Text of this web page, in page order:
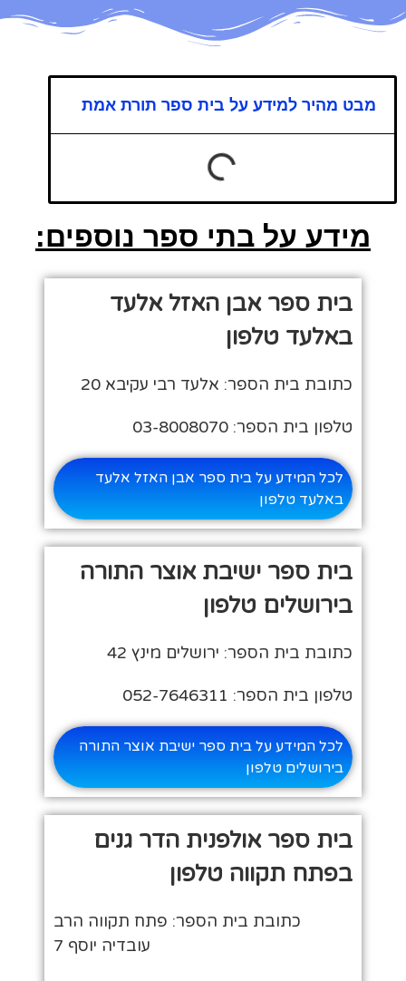
מבט מהיר למידע על בית ספר תורת אמת
מידע על בתי ספר נוספים:
בית ספר אבן האזל אלעד
באלעד טלפון
כתובת בית הספר: אלעד רבי עקיבא 20
טלפון בית הספר: 03-8008070
לכל המידע על בית ספר אבן האזל אלעד
באלעד טלפון
בית ספר ישיבת אוצר התורה
בירושלים טלפון
כתובת בית הספר: ירושלים מינץ 42
טלפון בית הספר: 052-7646311
לכל המידע על בית ספר ישיבת אוצר התורה
בירושלים טלפון
בית ספר אולפנית הדר גנים
בפתח תקווה טלפון
כתובת בית הספר: פתח תקווה הרב
עובדיה יוסף 7